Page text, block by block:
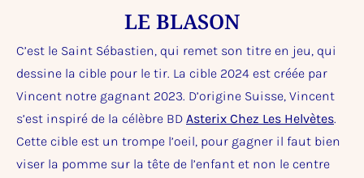
LE BLASON
C’est le Saint Sébastien, qui remet son titre en jeu, qui
dessine la cible pour le tir. La cible 2024 est créée par
Vincent notre gagnant 2023. D’origine Suisse, Vincent
s’est inspiré de la célèbre BD Asterix Chez Les Helvètes.
Cette cible est un trompe l’oeil, pour gagner il faut bien
viser la pomme sur la tête de l’enfant et non le centre